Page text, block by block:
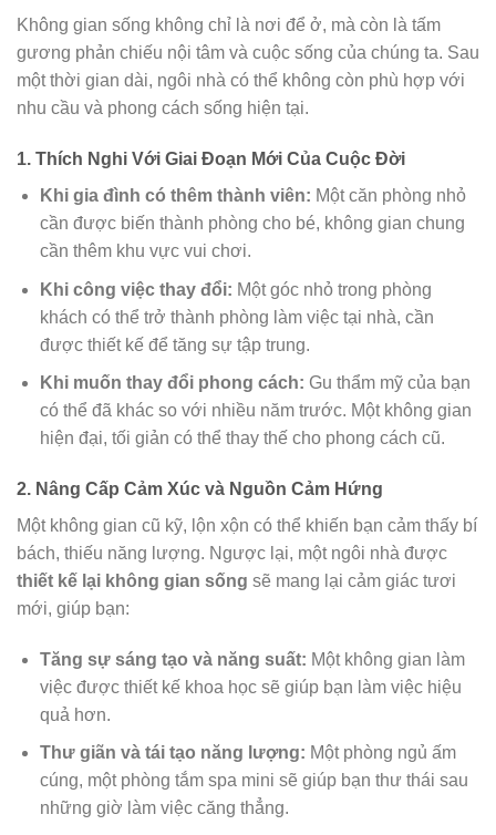
Không gian sống không chỉ là nơi để ở, mà còn là tấm
gương phản chiếu nội tâm và cuộc sống của chúng ta. Sau
một thời gian dài, ngôi nhà có thể không còn phù hợp với
nhu cầu và phong cách sống hiện tại.
1. Thích Nghi Với Giai Đoạn Mới Của Cuộc Đời
Khi gia đình có thêm thành viên: Một căn phòng nhỏ
cần được biến thành phòng cho bé, không gian chung
cần thêm khu vực vui chơi.
Khi công việc thay đổi: Một góc nhỏ trong phòng
khách có thể trở thành phòng làm việc tại nhà, cần
được thiết kế để tăng sự tập trung.
Khi muốn thay đổi phong cách: Gu thẩm mỹ của bạn
có thể đã khác so với nhiều năm trước. Một không gian
hiện đại, tối giản có thể thay thế cho phong cách cũ.
2. Nâng Cấp Cảm Xúc và Nguồn Cảm Hứng
Một không gian cũ kỹ, lộn xộn có thể khiến bạn cảm thấy bí
bách, thiếu năng lượng. Ngược lại, một ngôi nhà được
thiết kế lại không gian sống sẽ mang lại cảm giác tươi
mới, giúp bạn:
Tăng sự sáng tạo và năng suất: Một không gian làm
việc được thiết kế khoa học sẽ giúp bạn làm việc hiệu
quả hơn.
Thư giãn và tái tạo năng lượng: Một phòng ngủ ấm
cúng, một phòng tắm spa mini sẽ giúp bạn thư thái sau
những giờ làm việc căng thẳng.